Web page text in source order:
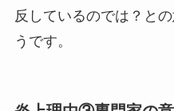
反しているのでは？と
うです。